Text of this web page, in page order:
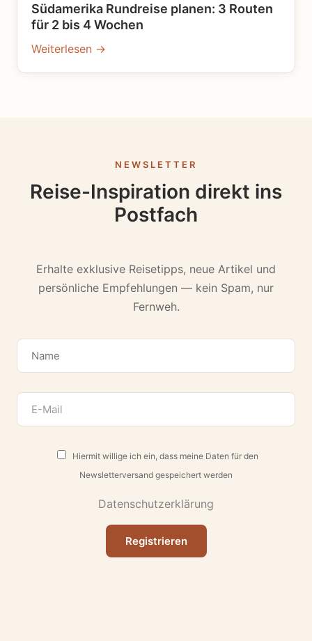
Südamerika Rundreise planen: 3 Routen
für 2 bis 4 Wochen
Weiterlesen →
NEWSLETTER
Reise-Inspiration direkt ins
Postfach
Erhalte exklusive Reisetipps, neue Artikel und
persönliche Empfehlungen — kein Spam, nur
Fernweh.
Hiermit willige ich ein, dass meine Daten für den
Newsletterversand gespeichert werden
Datenschutzerklärung